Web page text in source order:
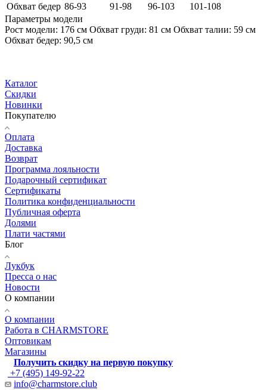
Обхват бедер 86-93 91-98 96-103
101-108
Параметры модели
Рост модели: 176 см Обхват груди: 81 см Обхват талии: 59 см
Обхват бедер: 90,5 см
Каталог
Скидки
Новинки
Покупателю
Оплата
Доставка
Возврат
Программа лояльности
Подарочный сертификат
Сертификаты
Политика конфиденциальности
Публичная оферта
Долями
Плати частями
Блог
Лукбук
Пресса о нас
Новости
О компании
О компании
Работа в CHARMSTORE
Оптовикам
Магазины
Получить скидку на первую покупку
+7 (495) 149-92-22
info@charmstore.club